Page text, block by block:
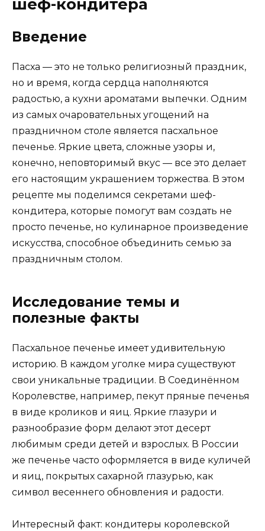
шеф-кондитера
Введение
Пасха — это не только религиозный праздник,
но и время, когда сердца наполняются
радостью, а кухни ароматами выпечки. Одним
из самых очаровательных угощений на
праздничном столе является пасхальное
печенье. Яркие цвета, сложные узоры и,
конечно, неповторимый вкус — все это делает
его настоящим украшением торжества. В этом
рецепте мы поделимся секретами шеф-
кондитера, которые помогут вам создать не
просто печенье, но кулинарное произведение
искусства, способное объединить семью за
праздничным столом.
Исследование темы и
полезные факты
Пасхальное печенье имеет удивительную
историю. В каждом уголке мира существуют
свои уникальные традиции. В Соединённом
Королевстве, например, пекут пряные печенья
в виде кроликов и яиц. Яркие глазури и
разнообразие форм делают этот десерт
любимым среди детей и взрослых. В России
же печенье часто оформляется в виде куличей
и яиц, покрытых сахарной глазурью, как
символ весеннего обновления и радости.
Интересный факт: кондитеры королевской